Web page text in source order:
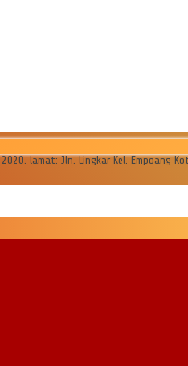
2020. lamat: Jln. Lingkar Kel. Empoang